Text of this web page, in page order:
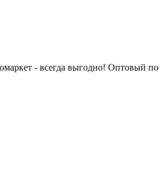
- всегда выгодно! Оптовый